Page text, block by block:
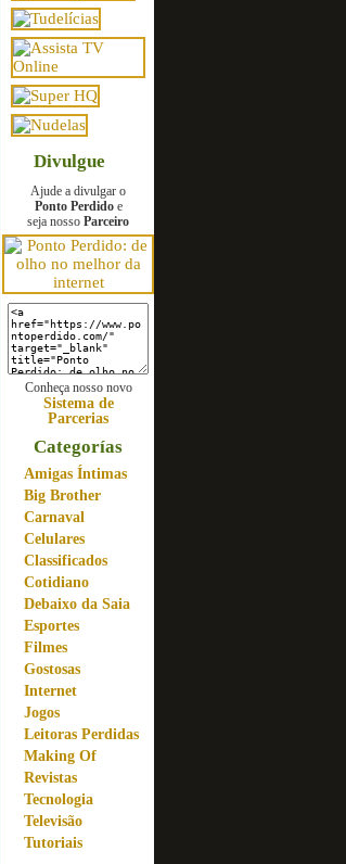
Divulgue
Ajude a divulgar o
Ponto Perdidoe
seja nosso Parceiro
Conheça nosso novo
Sistema de
Parcerias
Categorías
Amigas Íntimas
Big Brother
Carnaval
Celulares
Classificados
Cotidiano
Debaixo da Saia
Esportes
Filmes
Gostosas
Internet
Jogos
Leitoras Perdidas
Making Of
Revistas
Tecnologia
Televisão
Tutoriais